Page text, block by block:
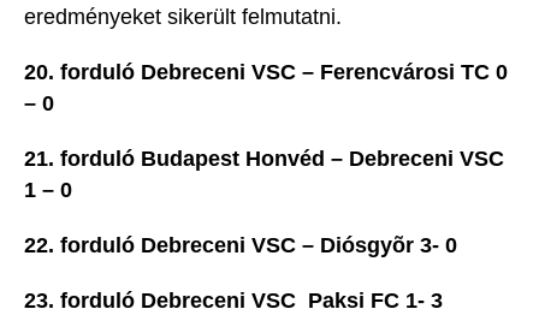
eredményeket sikerült felmutatni.
20. forduló Debreceni VSC – Ferencvárosi TC 0
– 0
21. forduló Budapest Honvéd – Debreceni VSC
1 – 0
22. forduló Debreceni VSC – Diósgyõr 3- 0
23. forduló Debreceni VSC  Paksi FC 1- 3